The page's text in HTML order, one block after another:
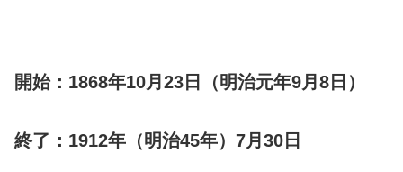
開始：1868年10月23日（明治元年9月8日）
終了：1912年（明治45年）7月30日